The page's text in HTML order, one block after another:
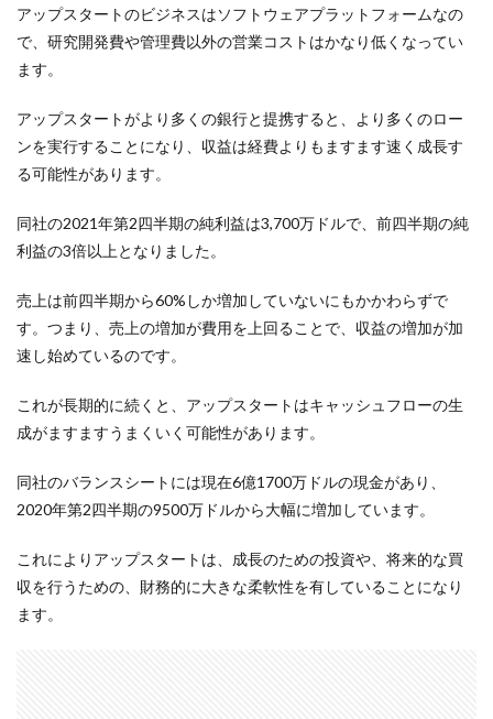
アップスタートのビジネスはソフトウェアプラットフォームなの
で、研究開発費や管理費以外の営業コストはかなり低くなってい
ます。
アップスタートがより多くの銀行と提携すると、より多くのロー
ンを実行することになり、収益は経費よりもますます速く成長す
る可能性があります。
同社の2021年第2四半期の純利益は3,700万ドルで、前四半期の純
利益の3倍以上となりました。
売上は前四半期から60%しか増加していないにもかかわらずで
す。つまり、売上の増加が費用を上回ることで、収益の増加が加
速し始めているのです。
これが長期的に続くと、アップスタートはキャッシュフローの生
成がますますうまくいく可能性があります。
同社のバランスシートには現在6億1700万ドルの現金があり、
2020年第2四半期の9500万ドルから大幅に増加しています。
これによりアップスタートは、成長のための投資や、将来的な買
収を行うための、財務的に大きな柔軟性を有していることになり
ます。